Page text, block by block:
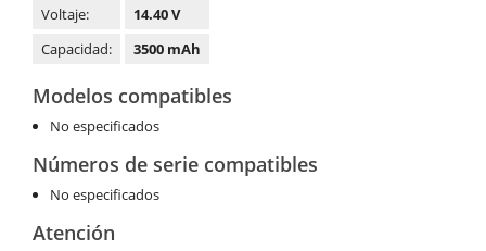
Voltaje:
14.40 V
Capacidad:
3500 mAh
Modelos compatibles
No especificados
Números de serie compatibles
No especificados
Atención